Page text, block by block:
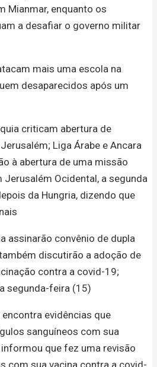
Mianmar, enquanto os
a desafiar o governo militar
mais uma escola na
desaparecidos após um
criticam abertura de
Liga Árabe e Ancara
à abertura de uma missão
Ocidental, a segunda
da Hungria, dizendo que
assinarão convênio de dupla
discutirão a adoção de
contra a covid-19;
segunda-feira (15)
evidências que
sanguíneos com sua
que fez uma revisão
com sua vacina contra a covid-